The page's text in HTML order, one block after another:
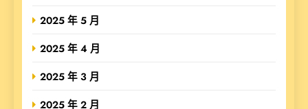
2025 年 5 月
2025 年 4 月
2025 年 3 月
2025 年 2 月